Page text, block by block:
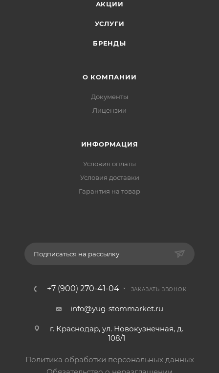
АКЦИИ
УСЛУГИ
БРЕНДЫ
О КОМПАНИИ
Документы
Лицензии
ИНФОРМАЦИЯ
Условия оплаты
Условия доставки
Гарантия на товар
Подписаться на рассылку
+7 (900) 270-41-04 ЗАКАЗАТЬ ЗВОНОК
info@yug-stommarket.ru
г. Краснодар, ул. Новокузнечная, д.
108/1
Политика обработки персональных данных